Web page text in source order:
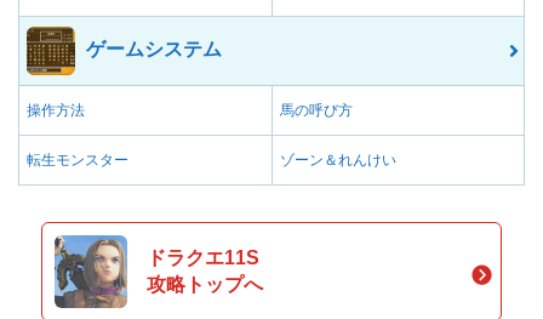
ゲームシステム
操作方法 馬の呼び方
転生モンスター ゾーン＆れんけい
ドラクエ11S
攻略トップへ